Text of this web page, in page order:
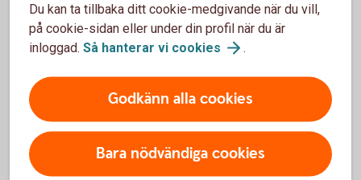
utländska marknadsplatser kommer vi att vidareförmedla
din order till samarbetande mäklarföretag.
Du kan ta tillbaka ditt cookie-medgivande när du vill,
på cookie-sidan eller under din profil när du är
inloggad. Så hanterar vi cookies .
Godkänn alla cookies
Bara nödvändiga cookies